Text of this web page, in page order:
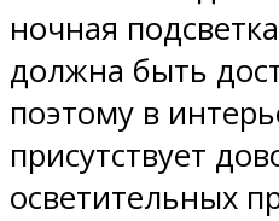
ночная
должна быть
поэтому в
присутствует
осветительных